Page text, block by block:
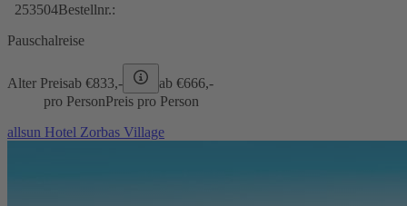
253504Bestellnr.:
Pauschalreise
Alter Preisab €833,- ab €666,-
pro PersonPreis pro Person
allsun Hotel Zorbas Village